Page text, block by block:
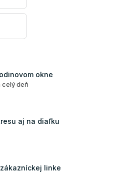
okne
celý deň
aj na diaľku
linke